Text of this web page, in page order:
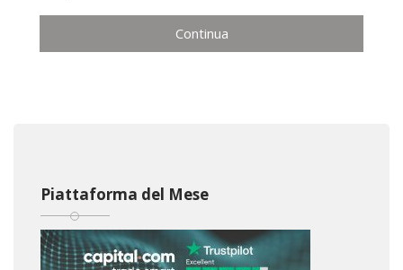
Continua
Piattaforma del Mese